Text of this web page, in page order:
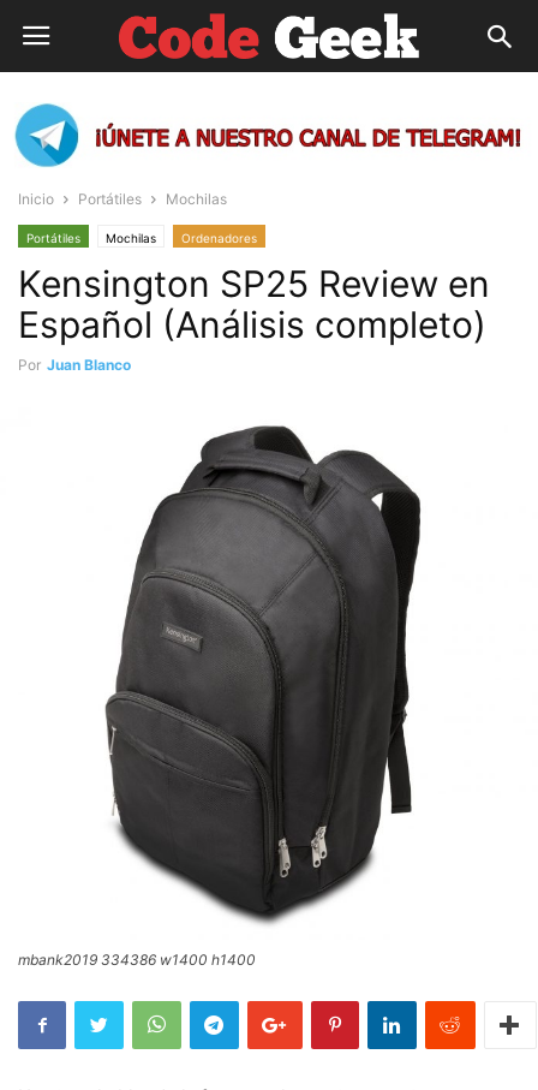
Inicio Portátiles Mochilas
Portátiles Mochilas Ordenadores
Kensington SP25 Review en
Español (Análisis completo)
Por Juan Blanco
mbank2019 334386 w1400 h1400